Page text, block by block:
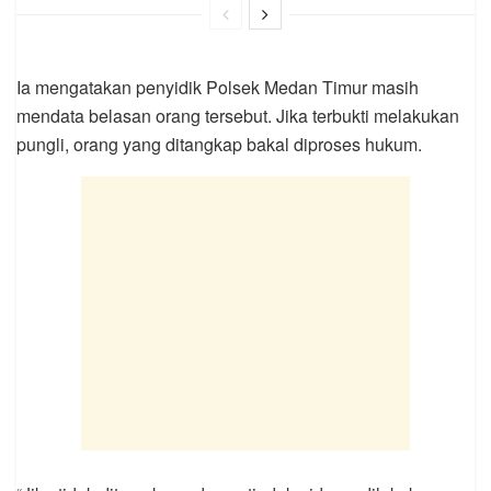
Ia mengatakan penyidik Polsek Medan Timur masih
mendata belasan orang tersebut. Jika terbukti melakukan
pungli, orang yang ditangkap bakal diproses hukum.